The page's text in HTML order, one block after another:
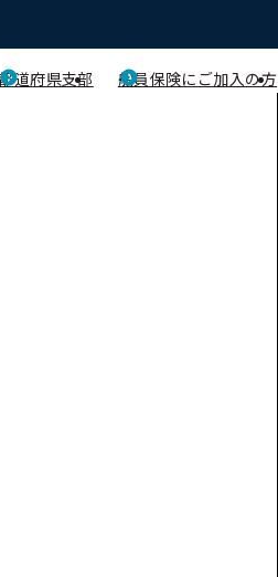
道府県支部 船員保険にご加入の方